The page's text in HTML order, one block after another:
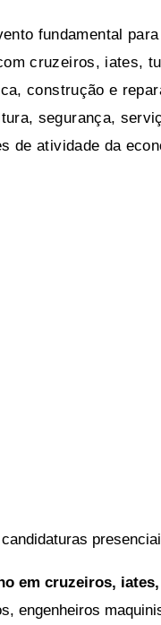
fundamental
cruzeiros, iates,
construção e
segurança,
de atividade da
em cruzeiros,
engenheiros